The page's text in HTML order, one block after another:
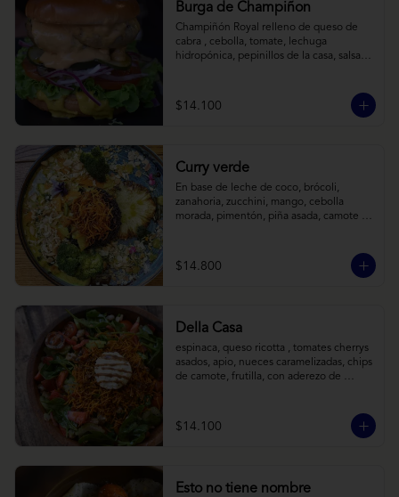
Burga de Champiñon
Champiñón Royal relleno de queso de
cabra , cebolla, tomate, lechuga
hidropónica, pepinillos de la casa, salsa
$14.100
Curry verde
En base de leche de coco, brócoli,
zanahoria, zucchini, mango, cebolla
morada, pimentón, piña asada, camote
$14.800
Della Casa
espinaca, queso ricotta , tomates cherrys
asados, apio, nueces caramelizadas, chips
de camote, frutilla, con aderezo de
$14.100
Esto no tiene nombre